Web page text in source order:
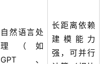
自然语言处
理（如
GPT、
长距离依赖
建模能力
强，可并行